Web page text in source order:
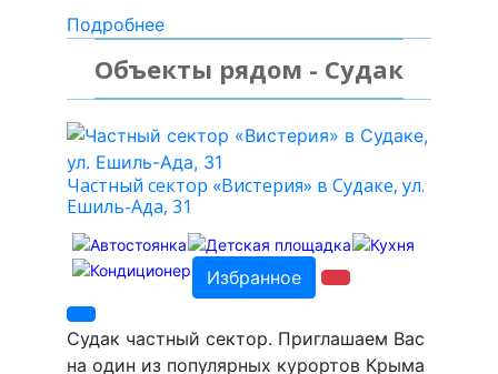
Подробнее
Объекты рядом - Судак
Частный сектор «Вистерия» в Судаке, ул.
Ешиль-Ада, 31
Избранное
Судак частный сектор. Приглашаем Вас
на один из популярных курортов Крыма